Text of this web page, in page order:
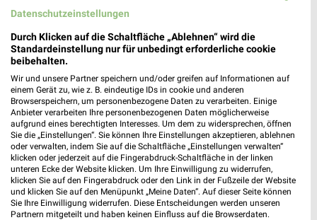
Inspiriert vom Meer
Gültig bis Di. 25.08.
Back to School
Gültig bis Mi. 30.09.
GALERIA Markthalle Tchibo
Datenschutzeinstellungen
Durch Klicken auf die Schaltfläche „Ablehnen“ wird die
Standardeinstellung nur für unbedingt erforderliche cookie
beibehalten.
Wir und unsere Partner speichern und/oder greifen auf Informationen auf
einem Gerät zu, wie z. B. eindeutige IDs in cookie und anderen
Browserspeichern, um personenbezogene Daten zu verarbeiten. Einige
Anbieter verarbeiten Ihre personenbezogenen Daten möglicherweise
aufgrund eines berechtigten Interesses. Um dem zu widersprechen, öffnen
Sie die „Einstellungen“. Sie können Ihre Einstellungen akzeptieren, ablehnen
oder verwalten, indem Sie auf die Schaltfläche „Einstellungen verwalten“
klicken oder jederzeit auf die Fingerabdruck-Schaltfläche in der linken
unteren Ecke der Website klicken. Um Ihre Einwilligung zu widerrufen,
klicken Sie auf den Fingerabdruck oder den Link in der Fußzeile der Website
und klicken Sie auf den Menüpunkt „Meine Daten“. Auf dieser Seite können
Sie Ihre Einwilligung widerrufen. Diese Entscheidungen werden unseren
Partnern mitgeteilt und haben keinen Einfluss auf die Browserdaten.